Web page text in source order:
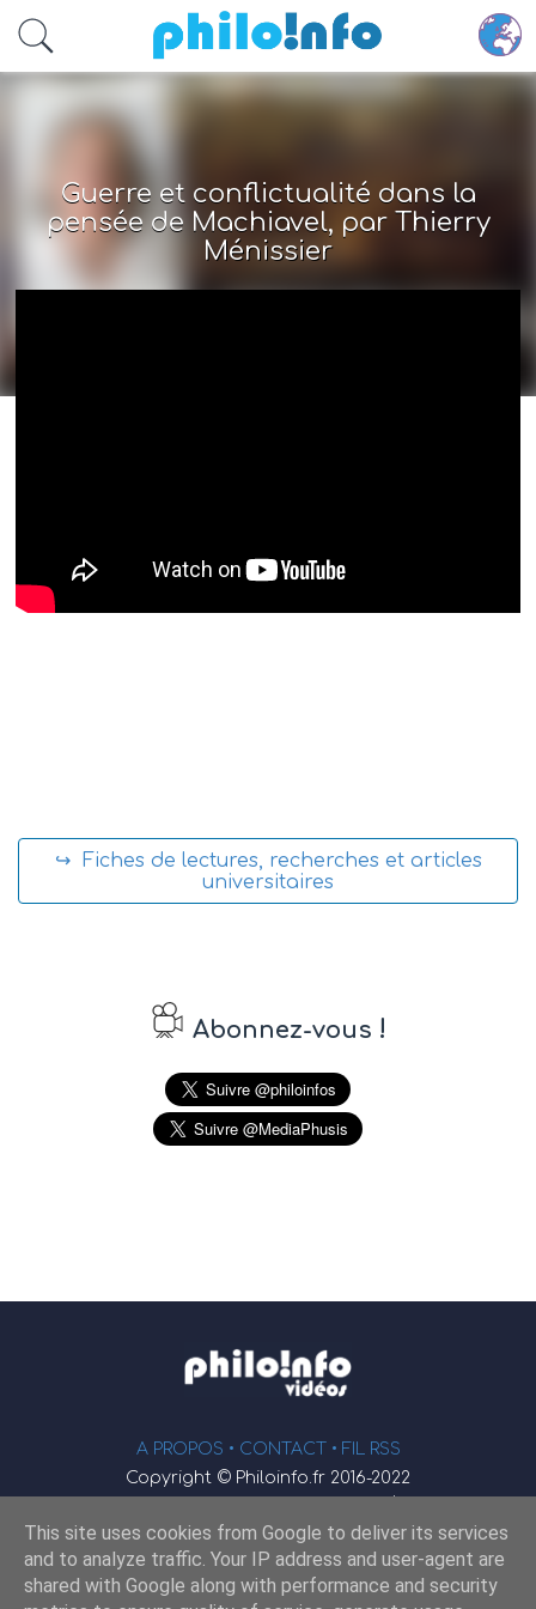
Accéder au contenu principal
Guerre et conflictualité dans la
pensée de Machiavel, par Thierry
Ménissier
↪ Fiches de lectures, recherches et articles
universitaires
Abonnez-vous !
A PROPOS • CONTACT • FIL RSS
Copyright © Philoinfo.fr 2016-2022
φ
Webmaster : JEND
This site uses cookies from Google to deliver its services
and to analyze traffic. Your IP address and user-agent are
shared with Google along with performance and security